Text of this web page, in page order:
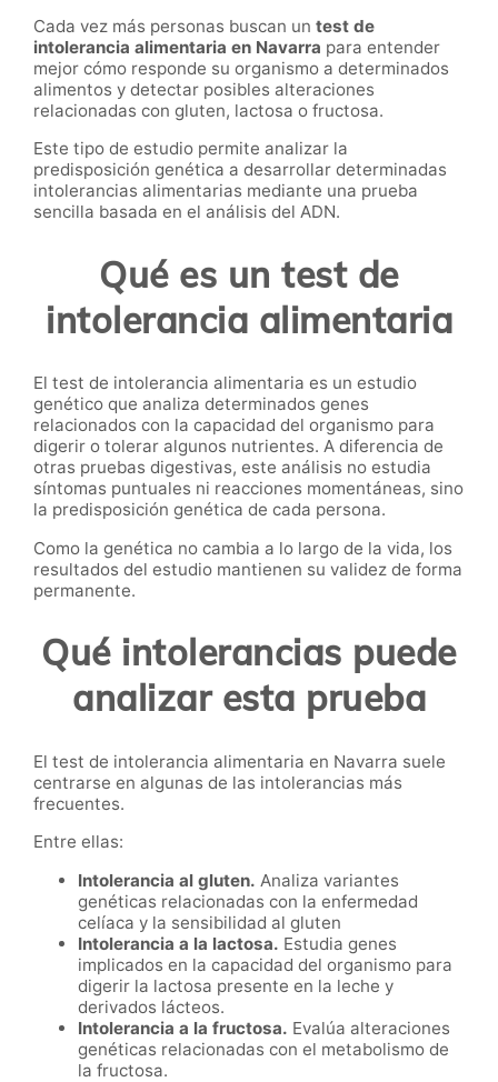
Cada vez más personas buscan un test de
intolerancia alimentaria en Navarra para entender
mejor cómo responde su organismo a determinados
alimentos y detectar posibles alteraciones
relacionadas con gluten, lactosa o fructosa.
Este tipo de estudio permite analizar la
predisposición genética a desarrollar determinadas
intolerancias alimentarias mediante una prueba
sencilla basada en el análisis del ADN.
Qué es un test de
intolerancia alimentaria
El test de intolerancia alimentaria es un estudio
genético que analiza determinados genes
relacionados con la capacidad del organismo para
digerir o tolerar algunos nutrientes. A diferencia de
otras pruebas digestivas, este análisis no estudia
síntomas puntuales ni reacciones momentáneas, sino
la predisposición genética de cada persona.
Como la genética no cambia a lo largo de la vida, los
resultados del estudio mantienen su validez de forma
permanente.
Qué intolerancias puede
analizar esta prueba
El test de intolerancia alimentaria en Navarra suele
centrarse en algunas de las intolerancias más
frecuentes.
Entre ellas:
Intolerancia al gluten. Analiza variantes
genéticas relacionadas con la enfermedad
celíaca y la sensibilidad al gluten
Intolerancia a la lactosa. Estudia genes
implicados en la capacidad del organismo para
digerir la lactosa presente en la leche y
derivados lácteos.
Intolerancia a la fructosa. Evalúa alteraciones
genéticas relacionadas con el metabolismo de
la fructosa.